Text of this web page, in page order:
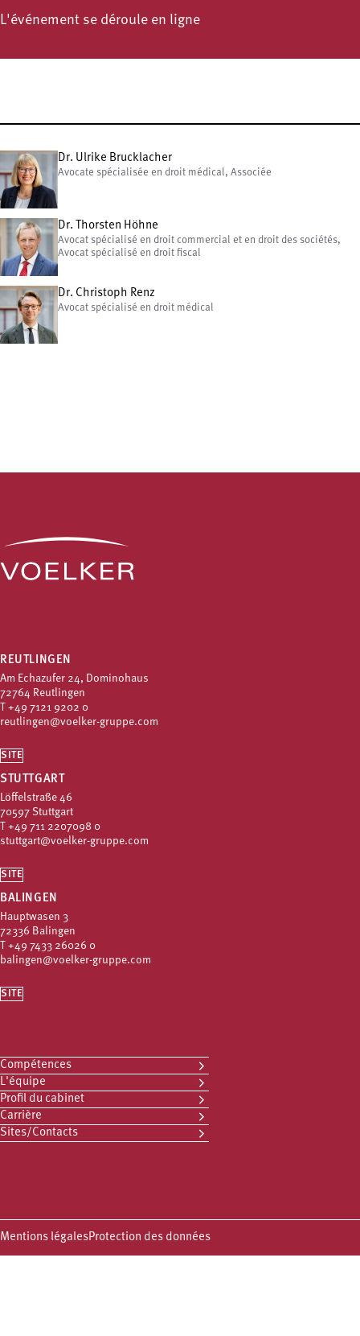
L'événement se déroule en ligne
Dr. Ulrike Brucklacher
Avocate spécialisée en droit médical, Associée
Dr. Thorsten Höhne
Avocat spécialisé en droit commercial et en droit des sociétés,
Avocat spécialisé en droit fiscal
Dr. Christoph Renz
Avocat spécialisé en droit médical
REUTLINGEN
Am Echazufer 24, Dominohaus
72764 Reutlingen
+49 7121 9202 0
reutlingen@voelker-gruppe.com
SITE
STUTTGART
Löffelstraße 46
70597 Stuttgart
+49 711 2207098 0
stuttgart@voelker-gruppe.com
SITE
BALINGEN
Hauptwasen 3
72336 Balingen
+49 7433 26026 0
balingen@voelker-gruppe.com
SITE
Compétences
L'équipe
Profil du cabinet
Carrière
Sites/Contacts
Mentions légalesProtection des données